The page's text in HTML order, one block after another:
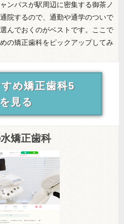
ンパスが駅周辺に密集する御茶ノ
院するので、通勤や通学のついで
んでおくのがベストです。ここで
の矯正歯科をピックアップしてみ
め矯正歯科5
見る
矯正歯科